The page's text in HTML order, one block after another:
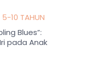
5-10 TAHUN
Blues”:
pada Anak